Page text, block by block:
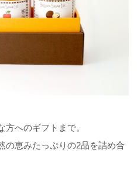
へのギフトまで。
の恵みたっぷりの2品を詰め合